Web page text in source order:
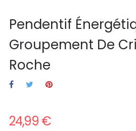
Pendentif
Groupement De
Roche
24,99 €